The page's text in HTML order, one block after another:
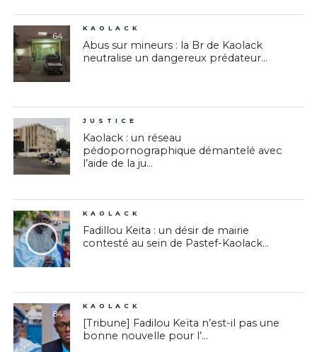
64
KAOLACK
Abus sur mineurs : la Br de Kaolack
neutralise un dangereux prédateur...
76
JUSTICE
Kaolack : un réseau
pédopornographique démantelé avec
l’aide de la ju...
74
KAOLACK
Fadillou Keita : un désir de mairie
contesté au sein de Pastef-Kaolack...
84
KAOLACK
[Tribune] Fadilou Keïta n’est-il pas une
bonne nouvelle pour l’...